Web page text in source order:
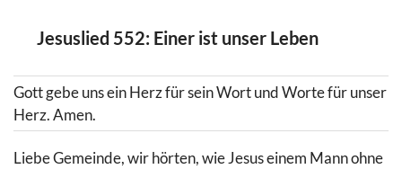
Jesuslied 552: Einer ist unser Leben
Gott gebe uns ein Herz für sein Wort und Worte für unser
Herz. Amen.
Liebe Gemeinde, wir hörten, wie Jesus einem Mann ohne